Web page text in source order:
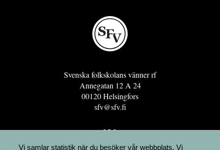
Svenska folkskolans vänner rf
Annegatan 12 A 24
00120 Helsingfors
sfv@sfv.fi
GRO
FÖRENINGSRESURSEN
Vi samlar statistik när du besöker vår webbplats. Vi